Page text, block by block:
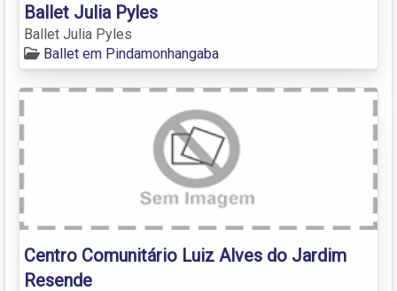
Ballet Julia Pyles
Ballet Julia Pyles
Ballet em Pindamonhangaba
Centro Comunitário Luiz Alves do Jardim
Resende